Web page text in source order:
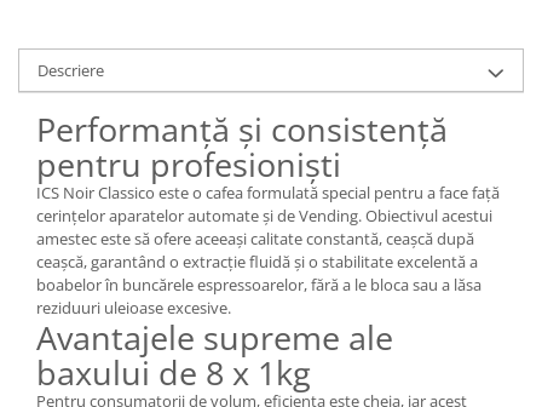
Descriere
Performanță și consistență
pentru profesioniști
ICS Noir Classico este o cafea formulată special pentru a face față
cerințelor aparatelor automate și de Vending. Obiectivul acestui
amestec este să ofere aceeași calitate constantă, ceașcă după
ceașcă, garantând o extracție fluidă și o stabilitate excelentă a
boabelor în buncărele espressoarelor, fără a le bloca sau a lăsa
reziduuri uleioase excesive.
Avantajele supreme ale
baxului de 8 x 1kg
Pentru consumatorii de volum, eficiența este cheia, iar acest